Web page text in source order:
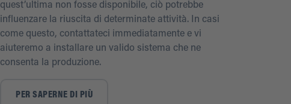
quest’ultima non fosse disponibile, ciò potrebbe
influenzare la riuscita di determinate attività. In casi
come questo, contattateci immediatamente e vi
aiuteremo a installare un valido sistema che ne
consenta la produzione.
PER SAPERNE DI PIÙ